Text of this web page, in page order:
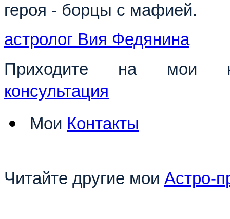
героя - борцы с мафией.
астролог Вия Федянина
Приходите на мои
консультация
Мои Контакты
Читайте другие мои Астро-